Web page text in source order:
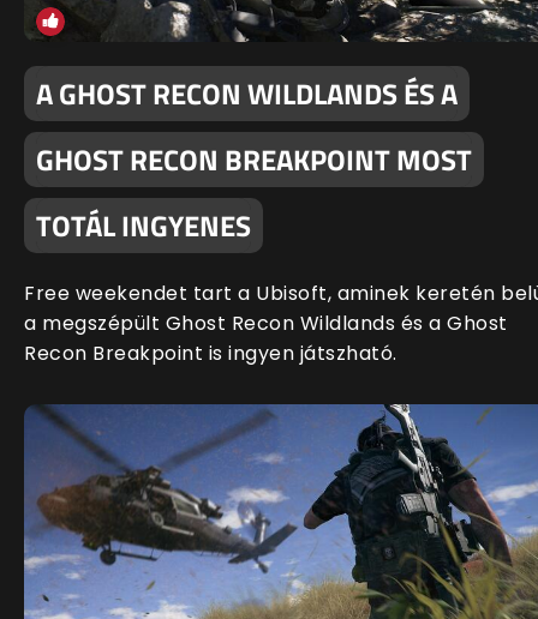
A GHOST RECON WILDLANDS ÉS A
GHOST RECON BREAKPOINT MOST
TOTÁL INGYENES
Free weekendet tart a Ubisoft, aminek keretén
a megszépült Ghost Recon Wildlands és a Ghost
Recon Breakpoint is ingyen játszható.